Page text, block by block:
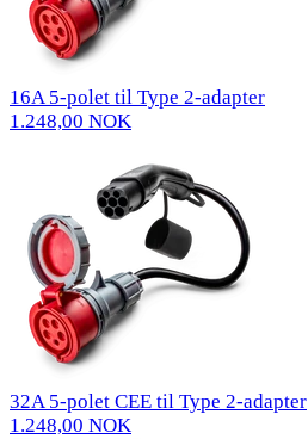
16A 5-polet til Type 2-adapter
1.248,00 NOK
32A 5-polet CEE til Type 2-adapter
1.248,00 NOK